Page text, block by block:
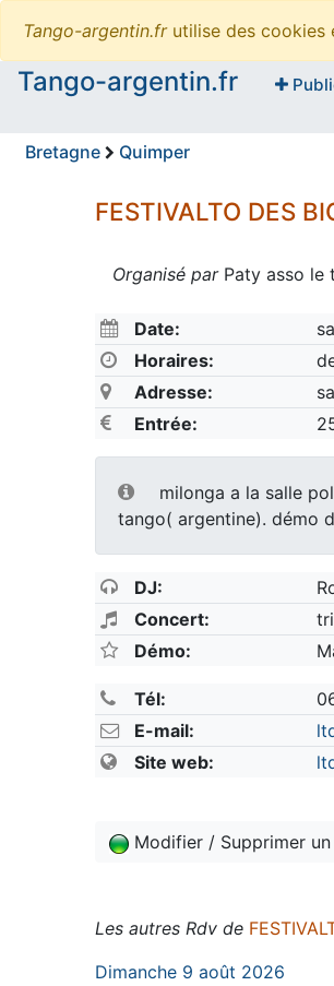
Tango-argentin.frutilise des cookies
Tango-argentin.fr
Bretagne Quimper
FESTIVALTO DES
Organisé parPaty asso le
Date:
Horaires:
Adresse:
Entrée:
milonga a la salle
tango( argentine). démo
DJ:
Concert:
Démo:
Tél:
E-mail:
Site web:
Modifier / Supprimer
Les autres Rdv de
Dimanche 9 août 2026